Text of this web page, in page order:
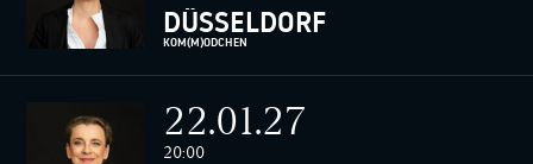
DÜSSELDORF
KOM(M)ÖDCHEN
22.01.27
20:00